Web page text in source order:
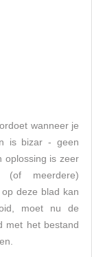
wanneer je
is bizar - geen
oplossing is zeer
(of meerdere)
deze blad kan
moet nu de
met het bestand